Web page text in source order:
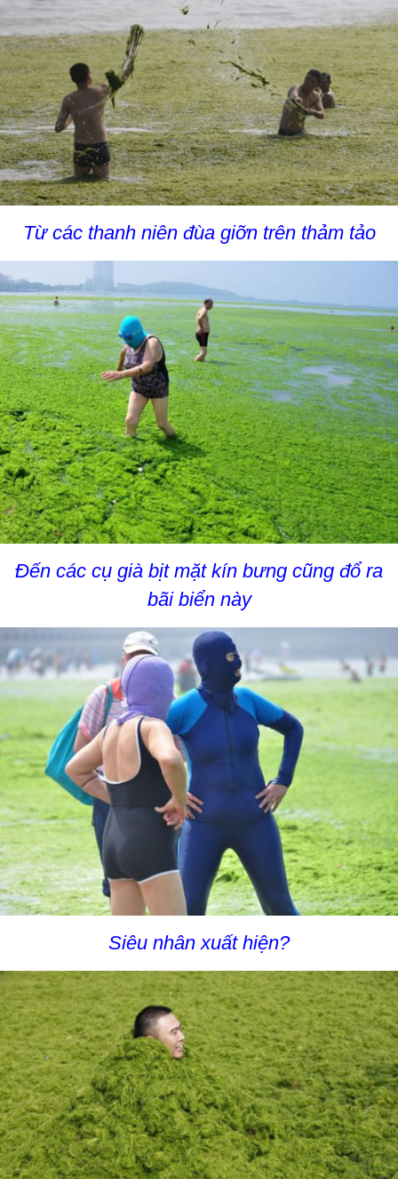
Từ các thanh niên đùa giỡn trên thảm tảo
Đến các cụ già bịt mặt kín bưng cũng đổ ra
bãi biển này
Siêu nhân xuất hiện?